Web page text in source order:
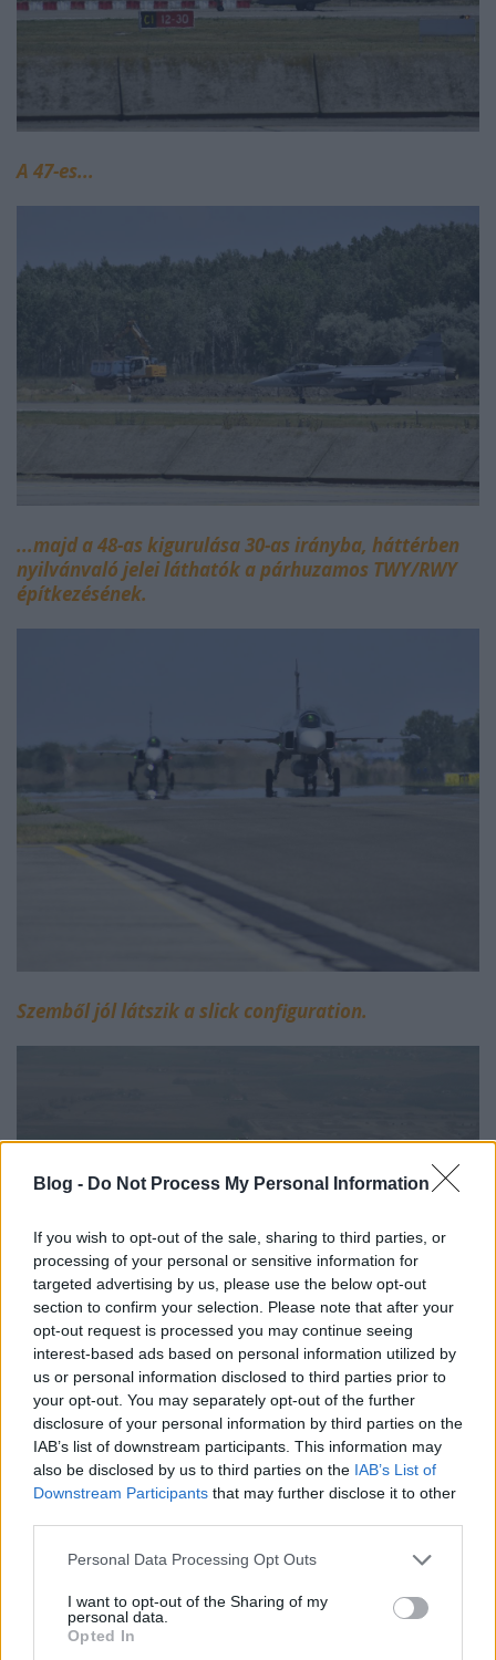
Blog - Do Not Process My Personal Information
If you wish to opt-out of the sale, sharing to third parties, or
processing of your personal or sensitive information for
targeted advertising by us, please use the below opt-out
section to confirm your selection. Please note that after your
opt-out request is processed you may continue seeing
interest-based ads based on personal information utilized by
us or personal information disclosed to third parties prior to
your opt-out. You may separately opt-out of the further
disclosure of your personal information by third parties on the
IAB’s list of downstream participants. This information may
also be disclosed by us to third parties on the IAB’s List of
Downstream Participants that may further disclose it to other
Please note that this website/app uses one or more Google
not limited to your visit or usage behaviour. You may click to
grant or deny consent to Google and its third-party tags to
use your data for below specified purposes in below Google
Personal Data Processing Opt Outs
I want to opt-out of the Sharing of my
personal data.
Opted In
A 47-es...
...majd a 48-as kigurulása 30-as irányba, háttérben
nyilvánvaló jelei láthatók a párhuzamos TWY/RWY
építkezésének.
Szemből jól látszik a slick configuration.
(Slick configuration flashback 2007)